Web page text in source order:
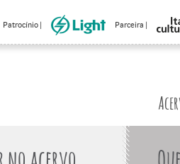
Patrocínio | Parceira |